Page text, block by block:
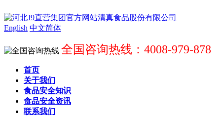
English 中文简体
全国咨询热线：4008-979-878
首页
关于我们
食品安全知识
食品安全资讯
联系我们